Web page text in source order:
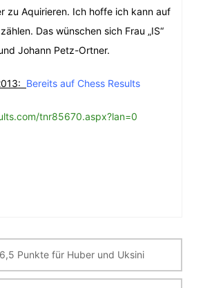
zu Aquirieren. Ich hoffe ich kann auf
Das wünschen sich Frau „IS“
Johann Petz-Ortner.
Bereits auf Chess Results
tnr85670.aspx?lan=0
Punkte für Huber und Uksini